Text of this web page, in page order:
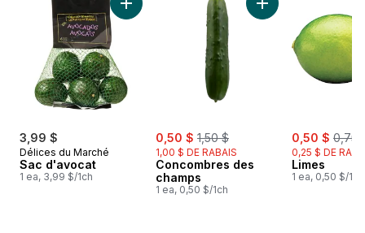
3,99 $
Délices du Marché
Sac d'avocat
1 ea, 3,99 $/1ch
Ajouter Sac d'avocat au panier
sale:
0,50 $ , formerly:
1,50 $
1,00 $ DE RABAIS
Concombres des
champs
1 ea, 0,50 $/1ch
Ajouter
sale:
0,50 $ ,
0,75
0,25 $ DE
Limes
1 ea, 0,50 $/1ch